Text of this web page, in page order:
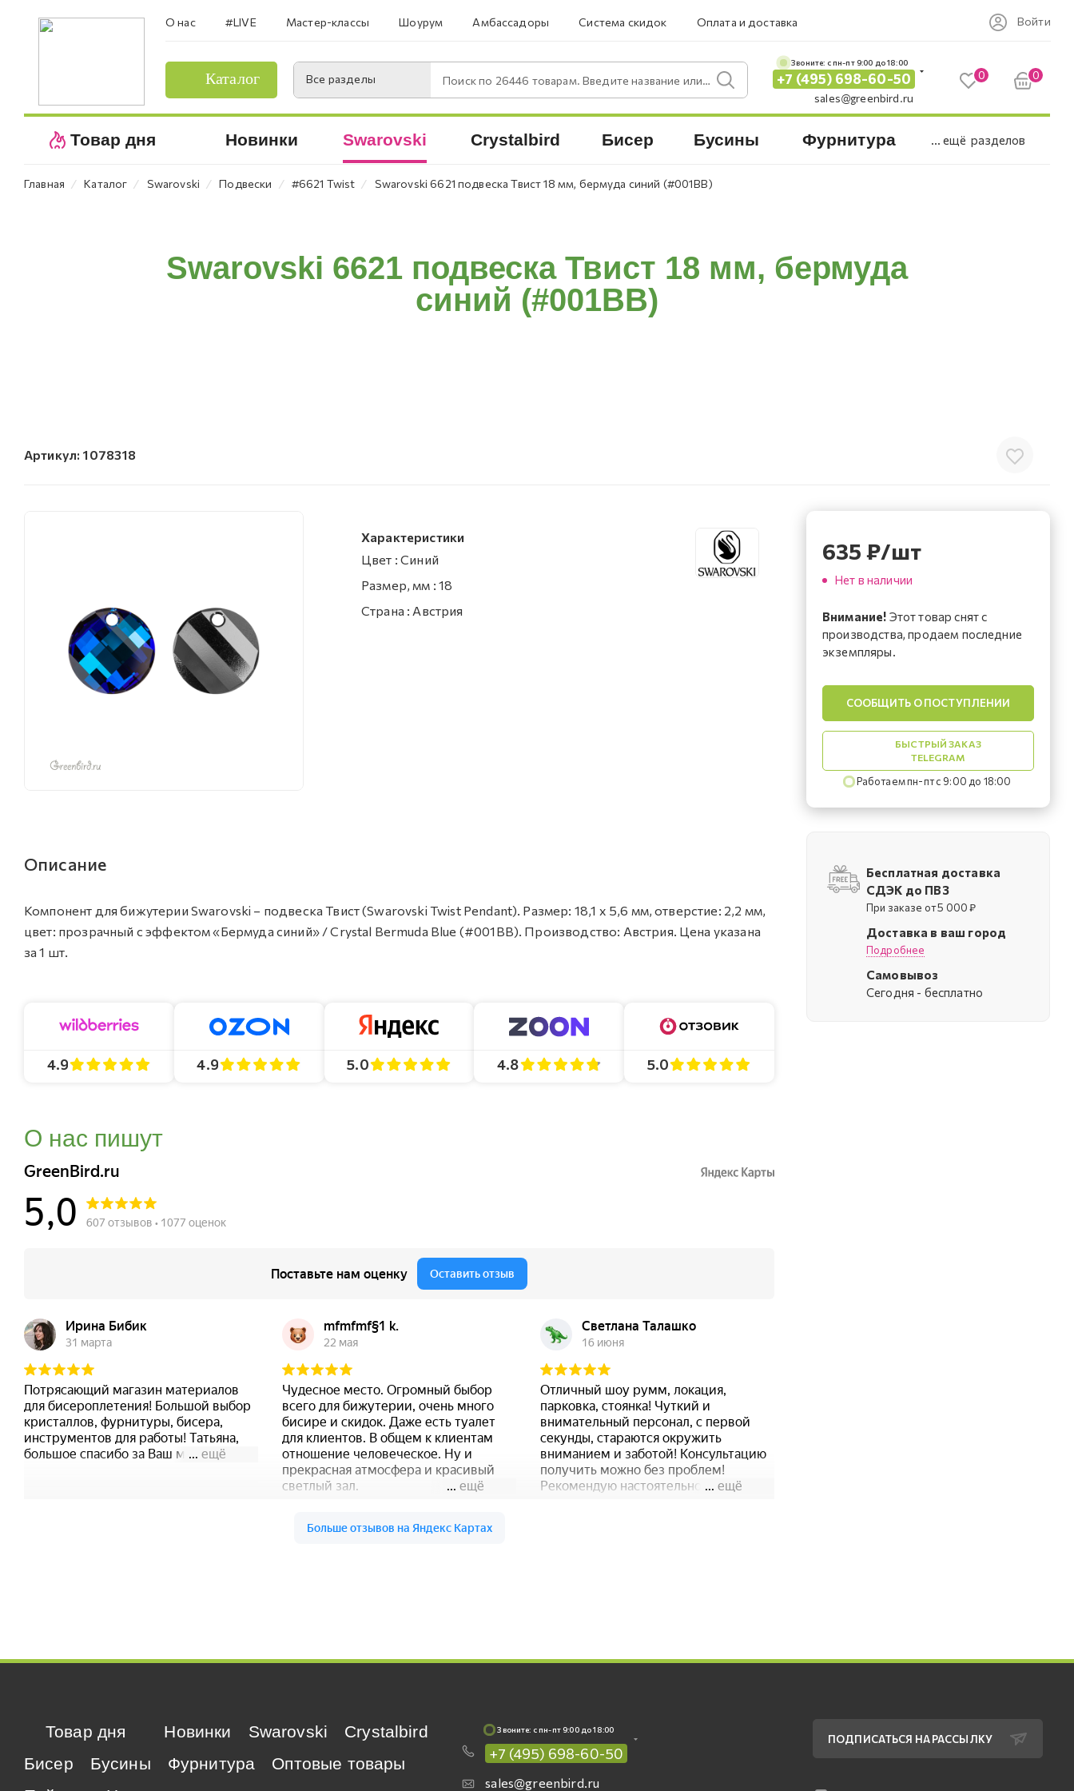
О нас #LIVE Мастер-классы Шоурум Амбассадоры Система скидок Оплата и доставка Войти
Каталог Все разделы Поиск по 26446 товарам. Введите название или артикул.
Звоните: c пн-пт 9:00 до 18:00
+7 (495) 698-60-50
sales@greenbird.ru
0 0
Товар дня Новинки Swarovski Crystalbird Бисер Бусины Фурнитура ... ещё разделов
Главная ⁄ Каталог ⁄ Swarovski ⁄ Подвески ⁄ #6621 Twist ⁄ Swarovski 6621 подвеска Твист 18 мм, бермуда синий (#001BB)
Swarovski 6621 подвеска Твист 18 мм, бермуда
синий (#001BB)
Артикул: 1078318
Характеристики
Цвет : Синий
Размер, мм : 18
Страна : Австрия
Описание
Компонент для бижутерии Swarovski – подвеска Твист (Swarovski Twist Pendant). Размер: 18,1 х 5,6 мм, отверстие: 2,2 мм,
цвет: прозрачный с эффектом «Бермуда синий» / Crystal Bermuda Blue (#001BB). Производство: Австрия. Цена указана
за 1 шт.
4.9 4.9 5.0 4.8 5.0
О нас пишут
635 ₽/шт
Нет в наличии
Внимание! Этот товар снят с
производства, продаем последние
экземпляры.
СООБЩИТЬ О ПОСТУПЛЕНИИ
БЫСТРЫЙ ЗАКАЗ
TELEGRAM
Работаем пн-пт с 9:00 до 18:00
Бесплатная доставка
СДЭК до ПВЗ
При заказе от 5 000 ₽
Доставка в ваш город
Подробнее
Самовывоз
Cегодня - бесплатно
Товар дня Новинки Swarovski
Crystalbird
Бисер
Бусины Фурнитура
Оптовые товары
Звоните: c пн-пт 9:00 до 18:00
+7 (495) 698-60-50
sales@greenbird.ru
ПОДПИСАТЬСЯ НА РАССЫЛКУ